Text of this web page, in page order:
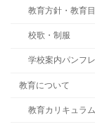
教育方針・教育
校歌・制服
学校案内パンフ
教育について
教育カリキュラム